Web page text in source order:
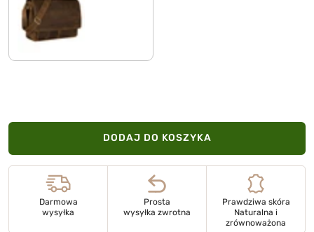
calais - brązowy
DODAJ DO KOSZYKA
Darmowa
wysyłka
Prosta
wysyłka zwrotna
Prawdziwa skóra
Naturalna i
zrównoważona